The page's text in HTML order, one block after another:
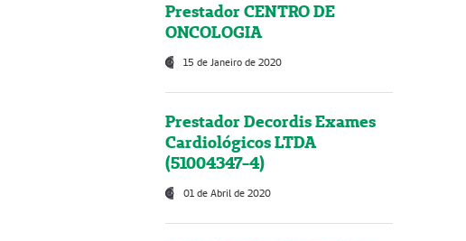
Prestador CENTRO DE
ONCOLOGIA
15 de Janeiro de 2020
Prestador Decordis Exames
Cardiológicos LTDA
(51004347-4)
01 de Abril de 2020